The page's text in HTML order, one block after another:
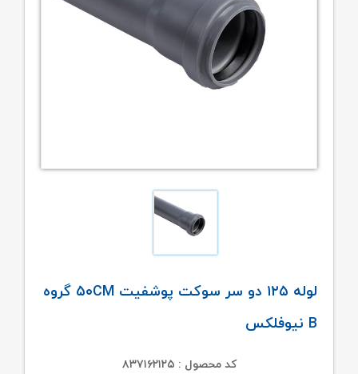
لوله ۱۲۵ دو سر سوکت پوشفیت ۵۰CM گروه
B نیوفلکس
کد محصول : ۸۳۷۱۶۲۱۲۵